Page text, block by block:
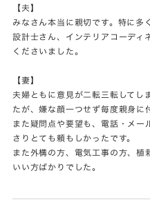
【夫】
みなさん本当に親切です。特に多
設計士さん、インテリアコーディ
くださいました。
【妻】
夫婦ともに意見が二転三転してし
たが、嫌な顔一つせず毎度親身に
また疑問点や要望も、電話・メー
さりとても頼もしかったです。
また外構の方、電気工事の方、植
いい方ばかりでした。